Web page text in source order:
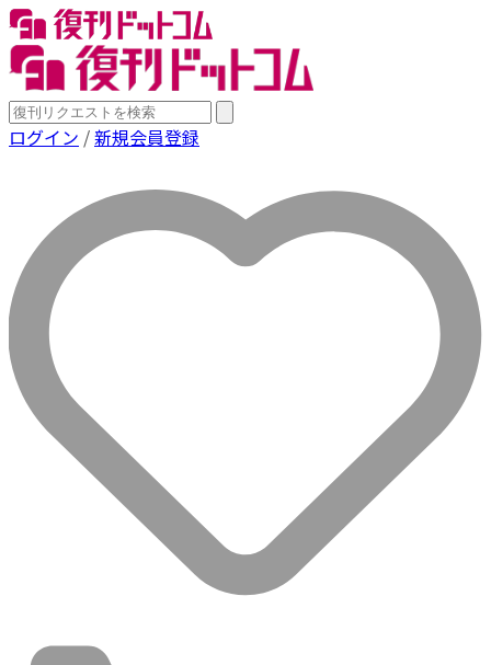
ログイン /新規会員登録